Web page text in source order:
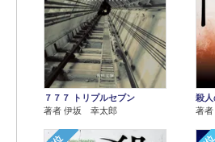
７７７ トリプルセブン
著者 伊坂 幸太郎
殺
著